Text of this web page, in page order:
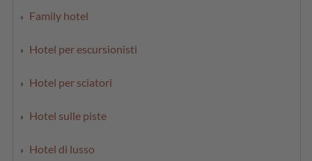
Family hotel
Hotel per escursionisti
Hotel per sciatori
Hotel sulle piste
Hotel di lusso